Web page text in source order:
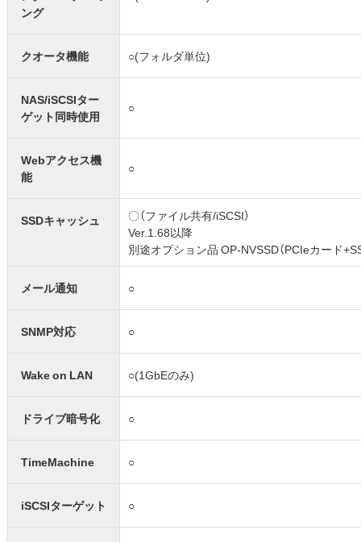
ング
クオータ機能 ○(フォルダ単位)
NAS/iSCSIター
ゲット同時使用
○
Webアクセス機
能
○
SSDキャッシュ
〇（ファイル共有/iSCSI）
Ver.1.68以降
別途オプション品 OP-NVSSD（PCIeカード
メール通知 ○
SNMP対応 ○
Wake on LAN ○(1GbEのみ)
ドライブ暗号化 ○
TimeMachine ○
iSCSIターゲット ○